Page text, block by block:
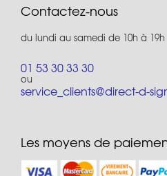
Contactez-nous
du lundi au samedi de 10h à 19h
01 53 30 33 30
ou
service_clients@direct-d-
Les moyens de